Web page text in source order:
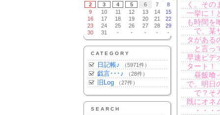
2
3 4 5 6 7
8
9
10 11 12 13 14
15
16
17 18 19 20 21
22
23
24 25 26 27 28
29
30
31 - - - - -
CATEGORY
日記帳♪ （5971件）
戯言･･･♪ （28件）
旧Log （27件）
SEARCH
く。その
一挙に！
も時間を
で、某
タがある
と言っ
早速ビデ
タート！
昼飯喰
で。明日
で？そ
既にオネ
・・・